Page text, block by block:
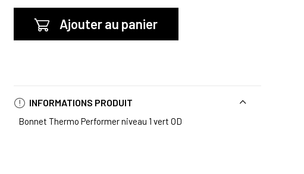
Ajouter au panier
INFORMATIONS PRODUIT
Bonnet Thermo Performer niveau 1 vert OD